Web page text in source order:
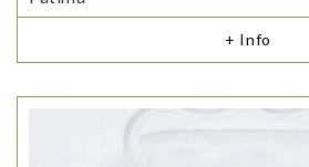
+ Info